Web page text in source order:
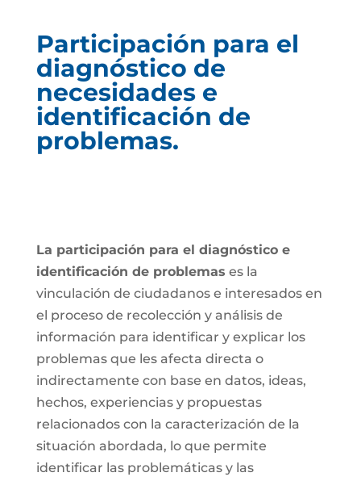
Participación para el
diagnóstico de
necesidades e
identificación de
problemas.
La participación para el diagnóstico e
identificación de problemas es la
vinculación de ciudadanos e interesados en
el proceso de recolección y análisis de
información para identificar y explicar los
problemas que les afecta directa o
indirectamente con base en datos, ideas,
hechos, experiencias y propuestas
relacionados con la caracterización de la
situación abordada, lo que permite
identificar las problemáticas y las